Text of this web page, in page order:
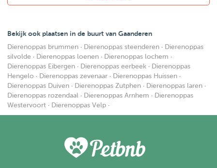
Bekijk ook plaatsen in de buurt van Gaanderen
Dierenoppas brummen · Dierenoppas steenderen · Dierenoppas
silvolde · Dierenoppas loenen · Dierenoppas lochem ·
Dierenoppas Eibergen · Dierenoppas eerbeek · Dierenoppas
Hengelo · Dierenoppas zevenaar · Dierenoppas Huissen ·
Dierenoppas Duiven · Dierenoppas Zutphen · Dierenoppas laren ·
Dierenoppas rozendaal · Dierenoppas Arnhem · Dierenoppas
Westervoort · Dierenoppas Velp ·